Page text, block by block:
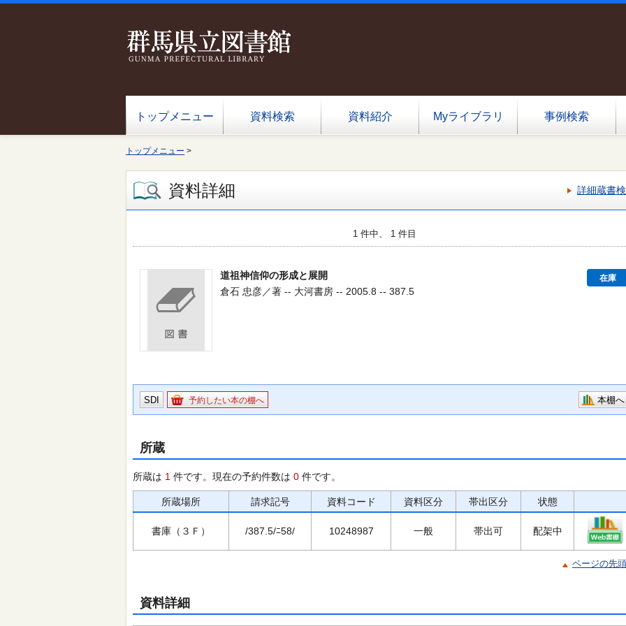
トップメニュー 資料検索 資料紹介 Myライブラリ 事例検索
トップメニュー >
資料詳細 詳細蔵書
1 件中、 1 件目
道祖神信仰の形成と展開 在庫
倉石 忠彦／著 -- 大河書房 -- 2005.8 -- 387.5
SDI 予約したい本の棚へ 本棚へ
所蔵
所蔵は 1 件です。現在の予約件数は 0 件です。
所蔵場所 請求記号 資料コード 資料区分 帯出区分 状態
書庫（３Ｆ） /387.5/ﾆ58/ 10248987 一般 帯出可 配架中
ページの先
資料詳細